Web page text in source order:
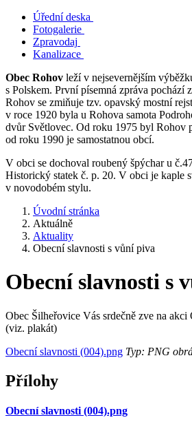
Úřední deska
Fotogalerie
Zpravodaj
Kanalizace
Obec Rohov leží v nejsevernějším
s Polskem. První písemná zpráva pochází
Rohov se zmiňuje tzv. opavský mostní
v roce 1920 byla u Rohova samota
dvůr Světlovec. Od roku 1975 byl Rohov
od roku 1990 je samostatnou obcí.
V obci se dochoval roubený špýchar u
Historický statek č. p. 20. V obci je kaple
v novodobém stylu.
Úvodní stránka
Aktuálně
Aktuality
Obecní slavnosti s vůní piva
Obecní slavnosti s
Obec Šilheřovice Vás srdečně zve na akci
(viz. plakát)
Obecní slavnosti (004).png Typ: PNG
Přílohy
Obecní slavnosti (004).png